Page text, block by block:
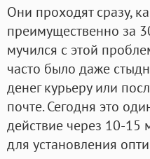
Они проходят сразу,
преимущественно за
мучился с этой
часто было даже
денег курьеру или
почте. Сегодня это
действие через 10-15
для установления